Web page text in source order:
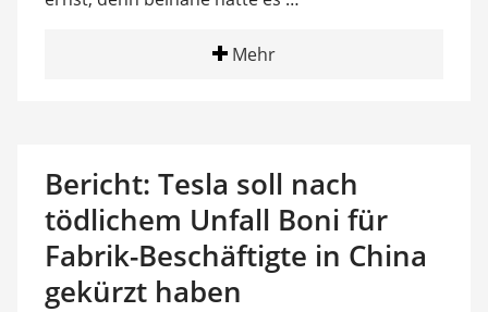
Mehr
Bericht: Tesla soll nach
tödlichem Unfall Boni für
Fabrik-Beschäftigte in China
gekürzt haben